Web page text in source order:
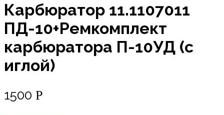
Карбюратор 11.1107011
ПД-10+Ремкомплект
карбюратора П-10УД (с
иглой)
1500 Р